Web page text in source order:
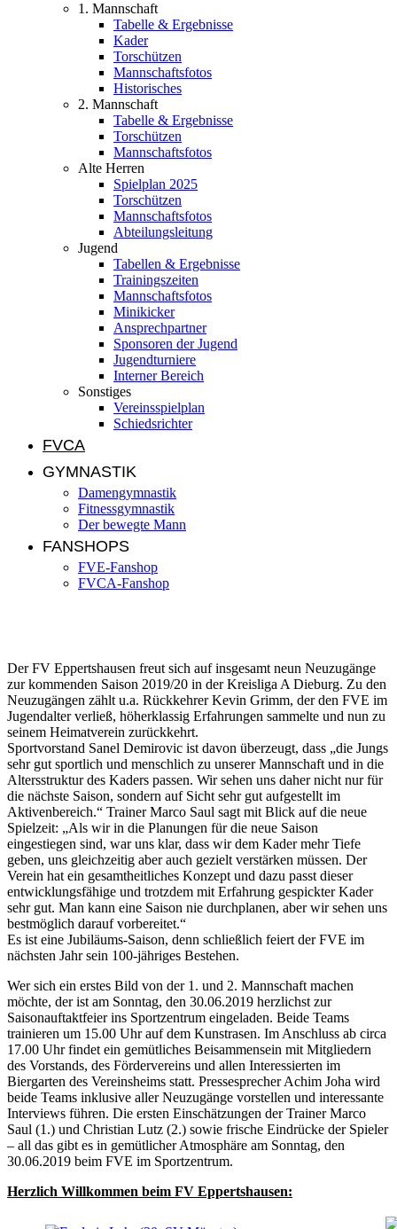
1. Mannschaft
Tabelle & Ergebnisse
Kader
Torschützen
Mannschaftsfotos
Historisches
2. Mannschaft
Tabelle & Ergebnisse
Torschützen
Mannschaftsfotos
Alte Herren
Spielplan 2025
Torschützen
Mannschaftsfotos
Abteilungsleitung
Jugend
Tabellen & Ergebnisse
Trainingszeiten
Mannschaftsfotos
Minikicker
Ansprechpartner
Sponsoren der Jugend
Jugendturniere
Interner Bereich
Sonstiges
Vereinsspielplan
Schiedsrichter
FVCA
GYMNASTIK
Damengymnastik
Fitnessgymnastik
Der bewegte Mann
FANSHOPS
FVE-Fanshop
FVCA-Fanshop
Der FV Eppertshausen freut sich auf insgesamt neun Neuzugänge
zur kommenden Saison 2019/20 in der Kreisliga A Dieburg. Zu den
Neuzugängen zählt u.a. Rückkehrer Kevin Grimm, der den FVE im
Jugendalter verließ, höherklassig Erfahrungen sammelte und nun zu
seinem Heimatverein zurückkehrt.
Sportvorstand Sanel Demirovic ist davon überzeugt, dass „die Jungs
sehr gut sportlich und menschlich zu unserer Mannschaft und in die
Altersstruktur des Kaders passen. Wir sehen uns daher nicht nur für
die nächste Saison, sondern auf Sicht sehr gut aufgestellt im
Aktivenbereich.“ Trainer Marco Saul sagt mit Blick auf die neue
Spielzeit: „Als wir in die Planungen für die neue Saison
eingestiegen sind, war uns klar, dass wir dem Kader mehr Tiefe
geben, uns gleichzeitig aber auch gezielt verstärken müssen. Der
Verein hat ein gesamtheitliches Konzept und dazu passt dieser
entwicklungsfähige und trotzdem mit Erfahrung gespickter Kader
sehr gut. Man kann eine Saison nie durchplanen, aber wir sehen uns
bestmöglich darauf vorbereitet.“
Es ist eine Jubiläums-Saison, denn schließlich feiert der FVE im
nächsten Jahr sein 100-jähriges Bestehen.
Wer sich ein erstes Bild von der 1. und 2. Mannschaft machen
möchte, der ist am Sonntag, den 30.06.2019 herzlichst zur
Saisonauftaktfeier ins Sportzentrum eingeladen. Beide Teams
trainieren um 15.00 Uhr auf dem Kunstrasen. Im Anschluss ab circa
17.00 Uhr findet ein gemütliches Beisammensein mit Mitgliedern
des Vorstands, des Fördervereins und allen Interessierten im
Biergarten des Vereinsheims statt. Pressesprecher Achim Joha wird
beide Teams inklusive aller Neuzugänge vorstellen und interessante
Interviews führen. Die ersten Einschätzungen der Trainer Marco
Saul (1.) und Christian Lutz (2.) sowie frische Eindrücke der Spieler
– all das gibt es in gemütlicher Atmosphäre am Sonntag, den
30.06.2019 beim FVE im Sportzentrum.
Herzlich Willkommen beim FV Eppertshausen: